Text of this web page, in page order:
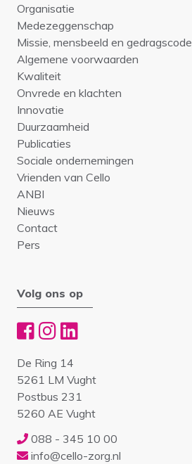
Organisatie
Medezeggenschap
Missie, mensbeeld en gedragscode
Algemene voorwaarden
Kwaliteit
Onvrede en klachten
Innovatie
Duurzaamheid
Publicaties
Sociale ondernemingen
Vrienden van Cello
ANBI
Nieuws
Contact
Pers
Volg ons op
De Ring 14
5261 LM Vught
Postbus 231
5260 AE Vught
088 - 345 10 00
info@cello-zorg.nl